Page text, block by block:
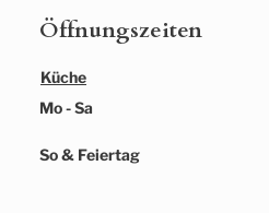
Öffnungszeiten
Küche
Mo - Sa
So & Feiertag